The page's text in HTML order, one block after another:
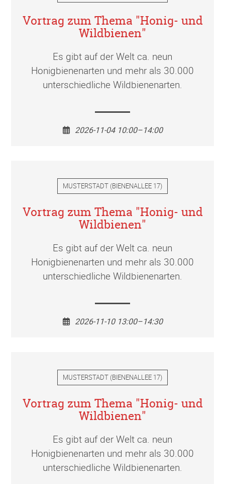
Vortrag zum Thema "Honig- und
Wildbienen"
Es gibt auf der Welt ca. neun
Honigbienenarten und mehr als 30.000
unterschiedliche Wildbienenarten.
2026-11-04 10:00–14:00
MUSTERSTADT (BIENENALLEE 17)
Vortrag zum Thema "Honig- und
Wildbienen"
Es gibt auf der Welt ca. neun
Honigbienenarten und mehr als 30.000
unterschiedliche Wildbienenarten.
2026-11-10 13:00–14:30
MUSTERSTADT (BIENENALLEE 17)
Vortrag zum Thema "Honig- und
Wildbienen"
Es gibt auf der Welt ca. neun
Honigbienenarten und mehr als 30.000
unterschiedliche Wildbienenarten.